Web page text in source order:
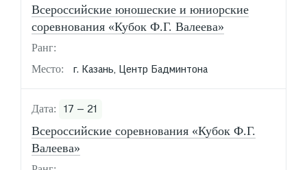
Всероссийские юношеские и юниорские
соревнования «Кубок Ф.Г. Валеева»
г. Казань, Центр Бадминтона
17 — 21
Всероссийские соревнования «Кубок Ф.Г.
Валеева»